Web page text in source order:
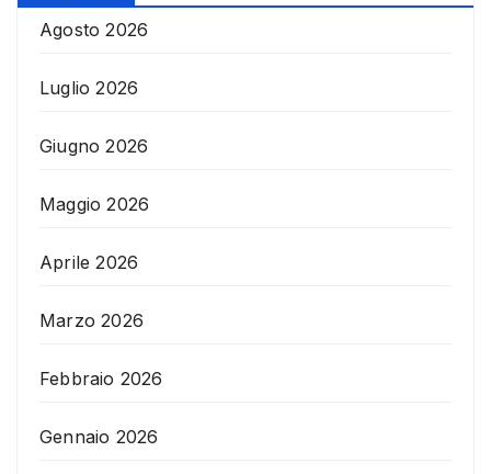
Agosto 2026
Luglio 2026
Giugno 2026
Maggio 2026
Aprile 2026
Marzo 2026
Febbraio 2026
Gennaio 2026